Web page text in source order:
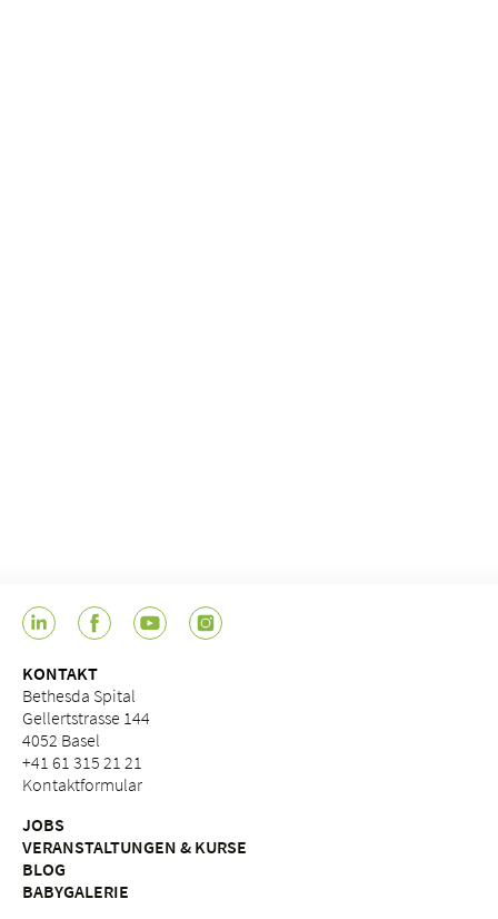
KONTAKT
Bethesda Spital
Gellertstrasse 144
4052 Basel
+41 61 315 21 21
Kontaktformular
JOBS
VERANSTALTUNGEN & KURSE
BLOG
BABYGALERIE